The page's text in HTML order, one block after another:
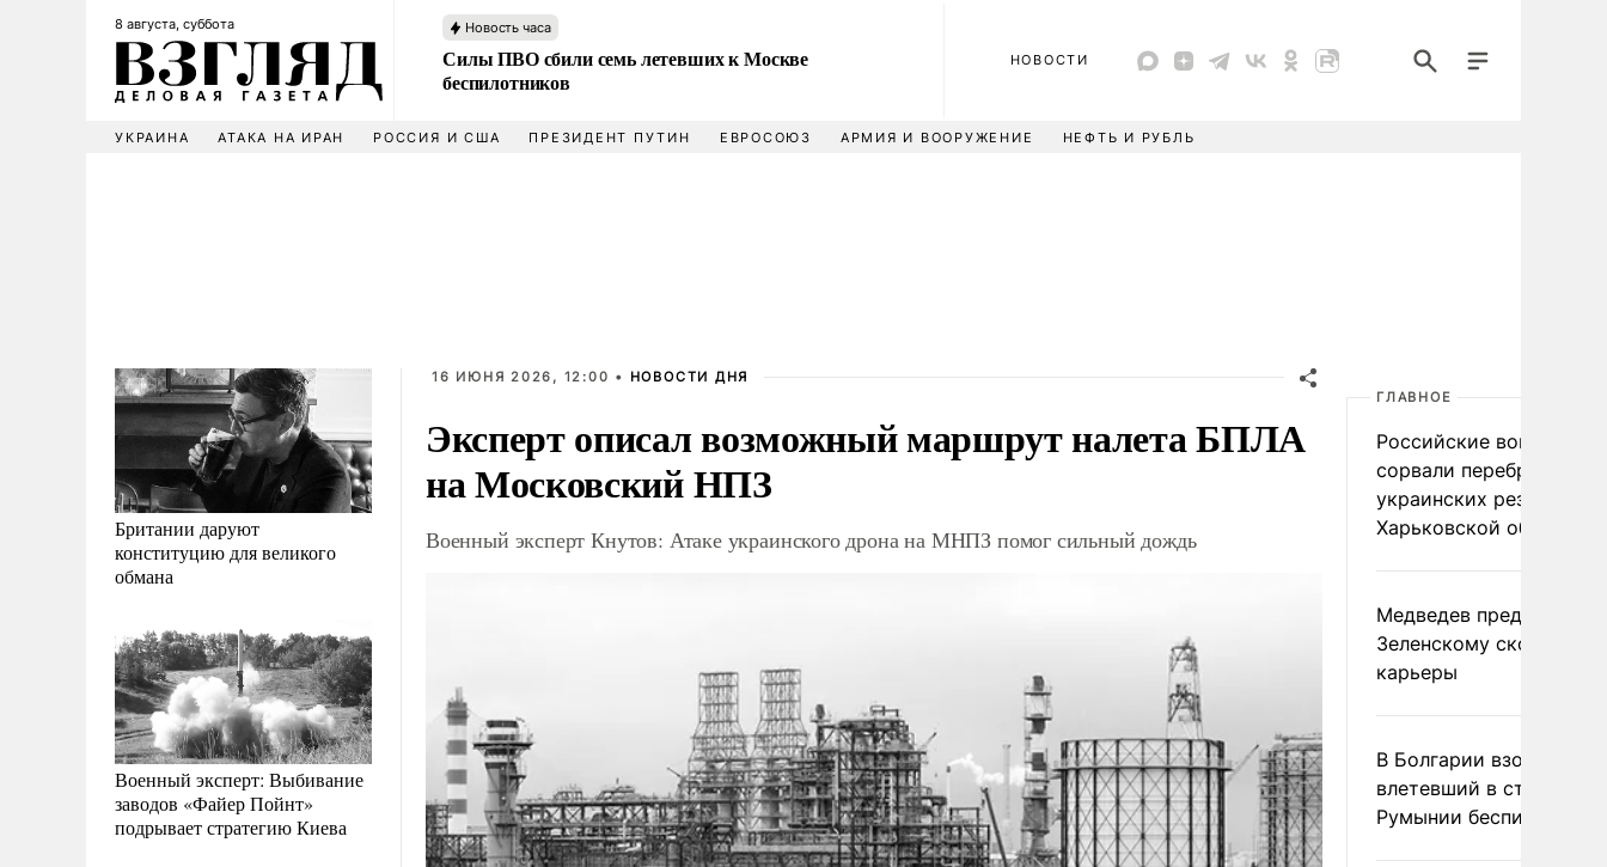
8 августа, суббота Новость часа
Силы ПВО сбили семь летевших к Москве
беспилотников
НОВОСТИ
УКРАИНА АТАКА НА ИРАН РОССИЯ И США ПРЕЗИДЕНТ ПУТИН ЕВРОСОЮЗ АРМИЯ И ВООРУЖЕНИЕ НЕФТЬ И РУБЛЬ
Британии даруют
конституцию для великого
обмана
Военный эксперт: Выбивание
заводов «Файер Пойнт»
подрывает стратегию Киева
16 ИЮНЯ 2026, 12:00 • НОВОСТИ ДНЯ
Эксперт описал возможный маршрут налета БПЛА
на Московский НПЗ
Военный эксперт Кнутов: Атаке украинского дрона на МНПЗ помог сильный дождь
ГЛАВНОЕ
Российские войска
сорвали переброску
украинских резервов в
Харьковской области
Медведев предрек
Зеленскому скорый
карьеры
В Болгарии взорвался
влетевший в страну из
Румынии беспилотник